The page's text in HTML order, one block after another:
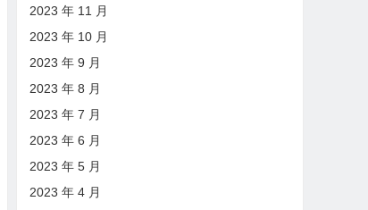
2023 年 11 月
2023 年 10 月
2023 年 9 月
2023 年 8 月
2023 年 7 月
2023 年 6 月
2023 年 5 月
2023 年 4 月